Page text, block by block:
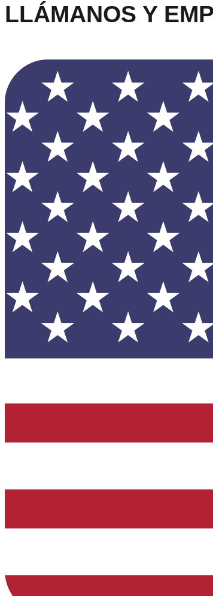
LLÁMANOS Y